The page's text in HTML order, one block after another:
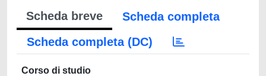
Scheda breve
Scheda completa
Scheda completa (DC)
Corso di studio